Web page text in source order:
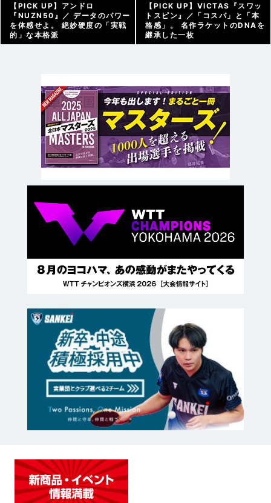
【PICK UP】アンドロ
『NUZN50』／ データのパワー
を体感せよ。 絶妙硬度の「実戦
的」な本格派
【PICK UP】VICTAS『スワッ
トスピン』／「コスパ」と「本
格感」。 名作ラケットのDNAを
継承した一枚